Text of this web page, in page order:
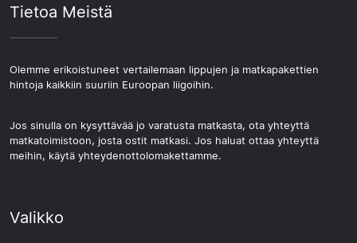
Tietoa Meistä
Olemme erikoistuneet vertailemaan lippujen ja matkapakettien
hintoja kaikkiin suuriin Euroopan liigoihin.
Jos sinulla on kysyttävää jo varatusta matkasta, ota yhteyttä
matkatoimistoon, josta ostit matkasi. Jos haluat ottaa yhteyttä
meihin, käytä yhteydenottolomakettamme.
Valikko